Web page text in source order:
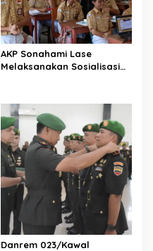
AKP Sonahami Lase
Melaksanakan Sosialisasi
Selatan
Danrem 023/Kawal